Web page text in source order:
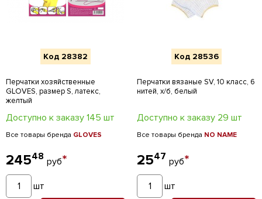
Код 28382
Перчатки хозяйственные
GLOVES, размер S, латекс,
желтый
Доступно к заказу 145 шт
Все товары бренда GLOVES
24548 руб*
шт
Код 28536
Перчатки вязаные SV, 10 класс, 6
нитей, х/б, белый
Доступно к заказу 29 шт
Все товары бренда NO NAME
2547 руб*
шт